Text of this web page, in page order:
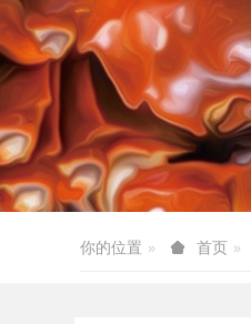
你的位置 首页